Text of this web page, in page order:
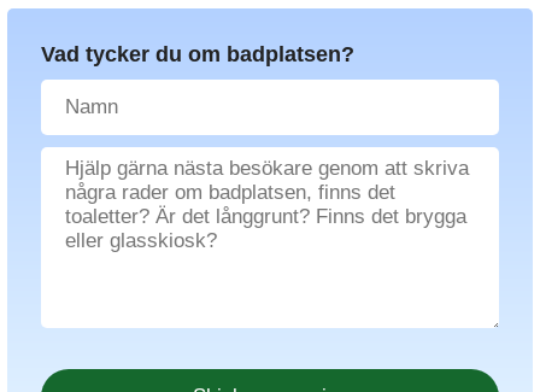
Vad tycker du om badplatsen?